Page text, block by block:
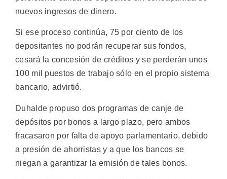
nuevos ingresos de dinero.
Si ese proceso continúa, 75 por ciento de los
depositantes no podrán recuperar sus fondos,
cesará la concesión de créditos y se perderán unos
100 mil puestos de trabajo sólo en el propio sistema
bancario, advirtió.
Duhalde propuso dos programas de canje de
depósitos por bonos a largo plazo, pero ambos
fracasaron por falta de apoyo parlamentario, debido
a presión de ahorristas y a que los bancos se
niegan a garantizar la emisión de tales bonos.